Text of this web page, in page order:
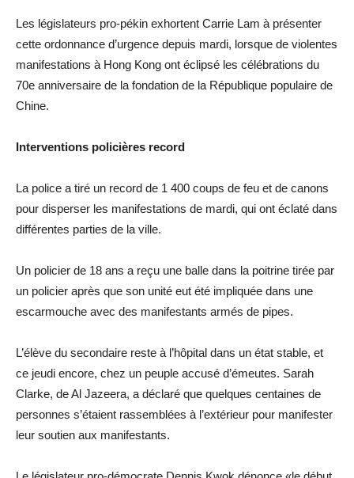
Les législateurs pro-pékin exhortent Carrie Lam à présenter
cette ordonnance d’urgence depuis mardi, lorsque de violentes
manifestations à Hong Kong ont éclipsé les célébrations du
70e anniversaire de la fondation de la République populaire de
Chine.
Interventions policières record
La police a tiré un record de 1 400 coups de feu et de canons
pour disperser les manifestations de mardi, qui ont éclaté dans
différentes parties de la ville.
Un policier de 18 ans a reçu une balle dans la poitrine tirée par
un policier après que son unité eut été impliquée dans une
escarmouche avec des manifestants armés de pipes.
L’élève du secondaire reste à l’hôpital dans un état stable, et
ce jeudi encore, chez un peuple accusé d’émeutes. Sarah
Clarke, de Al Jazeera, a déclaré que quelques centaines de
personnes s’étaient rassemblées à l’extérieur pour manifester
leur soutien aux manifestants.